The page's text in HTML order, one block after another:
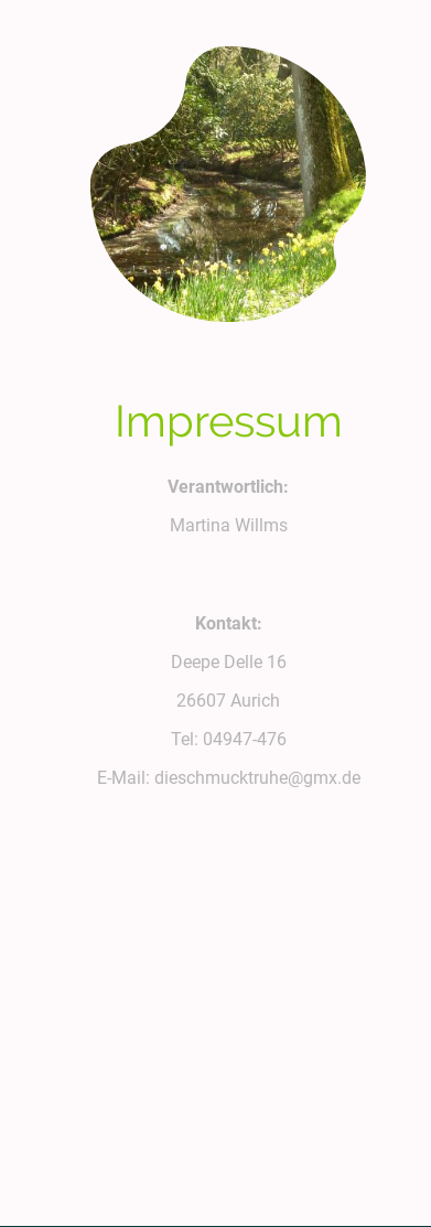
Impressum
Verantwortlich:
Martina Willms
Kontakt:
Deepe Delle 16
26607 Aurich
Tel: 04947-476
E-Mail: dieschmucktruhe@gmx.de